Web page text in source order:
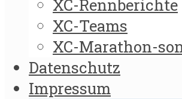
XC-Rennberichte
XC-Teams
XC-Marathon-
Datenschutz
Impressum